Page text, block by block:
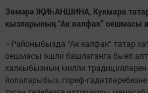
Зөмәрә ҖИҺАНШИНА, Кукмара
кызларының “Ак калфак” оешмасы
- Районыбызда “Ак калфак” татар
оешмасы эшли башлаганга быел
халкыбызның милли традицияләрен
йолаларыбыз, гореф-гадәтләребезне